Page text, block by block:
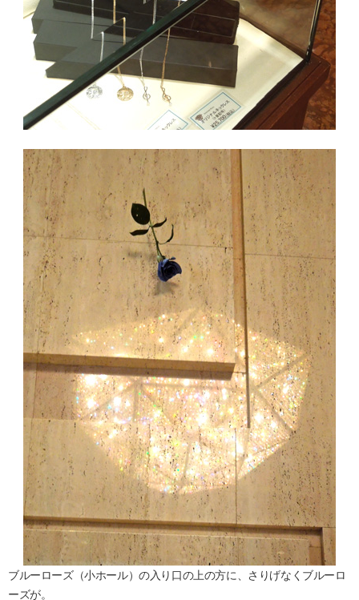
ブルーローズ（小ホール）の入り口の上の方に、さりげなくブルーロ
ーズが。